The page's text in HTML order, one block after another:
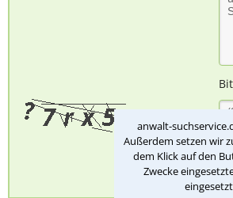
anwalt-
Außerdem setzen wir
dem Klick auf den
Zwecke